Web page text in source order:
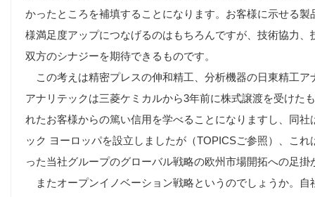
かったところを補填することになります。お客様に示せる
様満足度アップにつなげるのはもちろんですが、技術協力
双方のシナジーを期待できるものです。
この考えは精密プレスの伸和精工、分析機器の日東精工ア
アナリテックは三菱ケミカルから3年前に株式譲渡を受けた
れたお客様からの篤い信用を学べることになりますし、同
ック ヨーロッパを設立しましたが（TOPICSご参照）、こ
った当社グループのグローバル戦略の欧州市場開拓への足掛
またオープンイノベーション戦略というのでしょうか。自